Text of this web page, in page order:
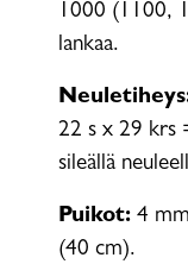
1000 (1100,
lankaa.
22 s x 29 krs
sileällä
Puikot: 4
(40 cm).